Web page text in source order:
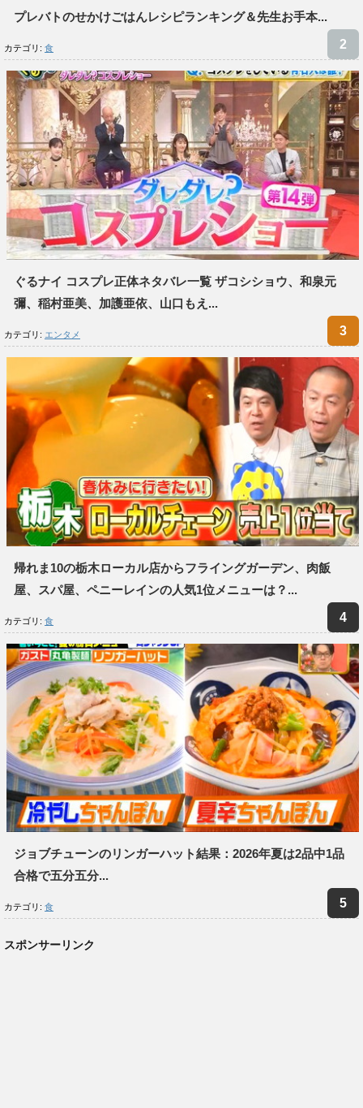
プレバトのせかけごはんレシピランキング＆先生お手本...
カテゴリ: 食
ぐるナイ コスプレ正体ネタバレ一覧 ザコシショウ、和泉元
彌、稲村亜美、加護亜依、山口もえ...
カテゴリ: エンタメ
帰れま10の栃木ローカル店からフライングガーデン、肉飯
屋、スパ屋、ペニーレインの人気1位メニューは？...
カテゴリ: 食
ジョブチューンのリンガーハット結果：2026年夏は2品中1品
合格で五分五分...
カテゴリ: 食
スポンサーリンク